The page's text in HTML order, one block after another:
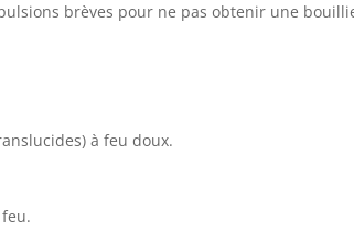
brèves pour ne pas obtenir une
à feu doux.